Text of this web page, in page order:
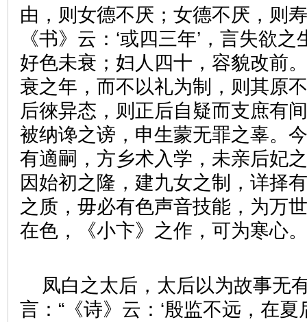
由，则女德不厌；女德不厌，则
《书》云：‘或四三年’，言失欲
好色未衰；妇人四十，容貌改前
衰之年，而不以礼为制，则其原
后徠异态，则正后自疑而支庶有
被纳谗之谤，申生蒙无罪之辜。
有適嗣，方乡术入学，未亲后妃
因始初之隆，建九女之制，详择
之质，毋必有色声音技能，为万
在色，《小卞》之作，可为寒心
凤白之太后，太后以为故事无
言：“《诗》云：‘殷监不远，在夏